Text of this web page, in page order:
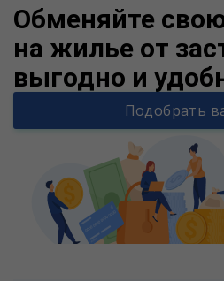
Обменяйте
на жилье от
выгодно и
Подобрать